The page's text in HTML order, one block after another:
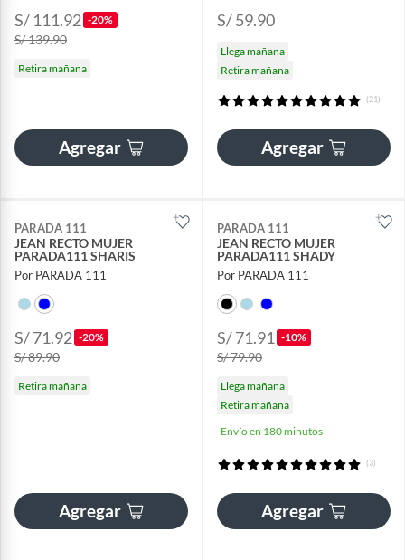
S/ 111.92 -20%
S/ 139.90
Retira mañana
Agregar
S/ 59.90
Llega mañana
Retira mañana
(21)
Agregar
PARADA 111
JEAN RECTO MUJER
PARADA111 SHARIS
Por PARADA 111
S/ 71.92 -20%
S/ 89.90
Retira mañana
Agregar
PARADA 111
JEAN RECTO MUJER
PARADA111 SHADY
Por PARADA 111
S/ 71.91 -10%
S/ 79.90
Llega mañana
Retira mañana
Envío en 180 minutos
(3)
Agregar